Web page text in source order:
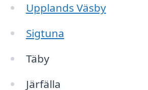
Upplands Väsby
Sigtuna
Täby
Järfälla